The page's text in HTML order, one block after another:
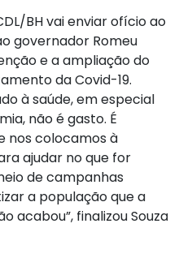
BH vai enviar ofício ao
governador Romeu
e a ampliação do
da Covid-19.
à saúde, em especial
não é gasto. É
nos colocamos à
ajudar no que for
de campanhas
a população que a
acabou”, finalizou Souza